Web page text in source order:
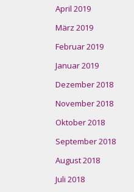
April 2019
März 2019
Februar 2019
Januar 2019
Dezember 2018
November 2018
Oktober 2018
September 2018
August 2018
Juli 2018